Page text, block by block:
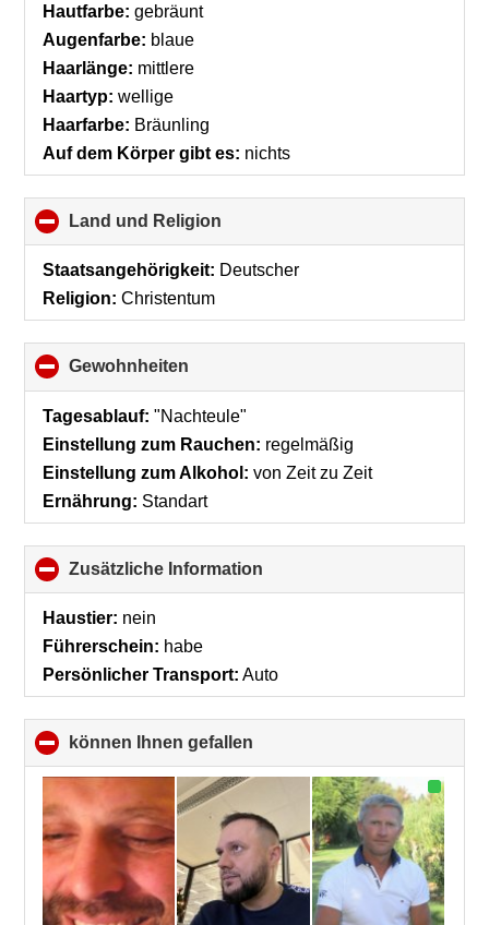
Hautfarbe: gebräunt
Augenfarbe: blaue
Haarlänge: mittlere
Haartyp: wellige
Haarfarbe: Bräunling
Auf dem Körper gibt es: nichts
Land und Religion
to
collapse
Staatsangehörigkeit: Deutscher
Religion: Christentum
Gewohnheiten
to
collapse
Tagesablauf: "Nachteule"
Einstellung zum Rauchen: regelmäßig
Einstellung zum Alkohol: von Zeit zu Zeit
Ernährung: Standart
Zusätzliche Information
to
Haustier: nein
Führerschein: habe
Persönlicher Transport: Auto
können Ihnen gefallen
to
collapse
contents